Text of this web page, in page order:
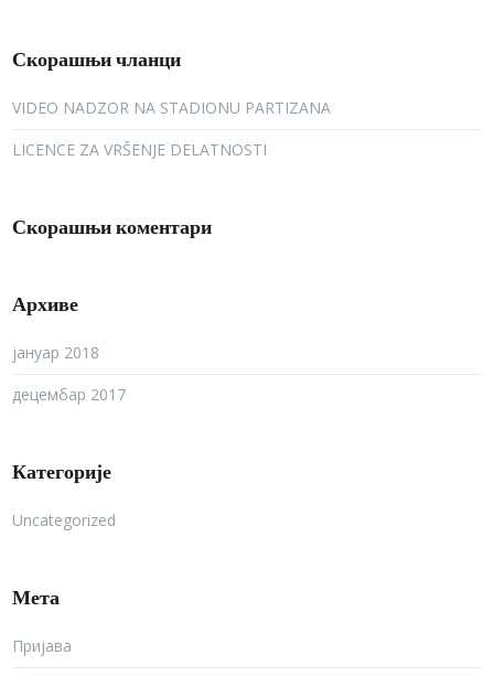
Скорашњи чланци
VIDEO NADZOR NA STADIONU PARTIZANA
LICENCE ZA VRŠENJE DELATNOSTI
Скорашњи коментари
Архиве
јануар 2018
децембар 2017
Категорије
Uncategorized
Мета
Пријава